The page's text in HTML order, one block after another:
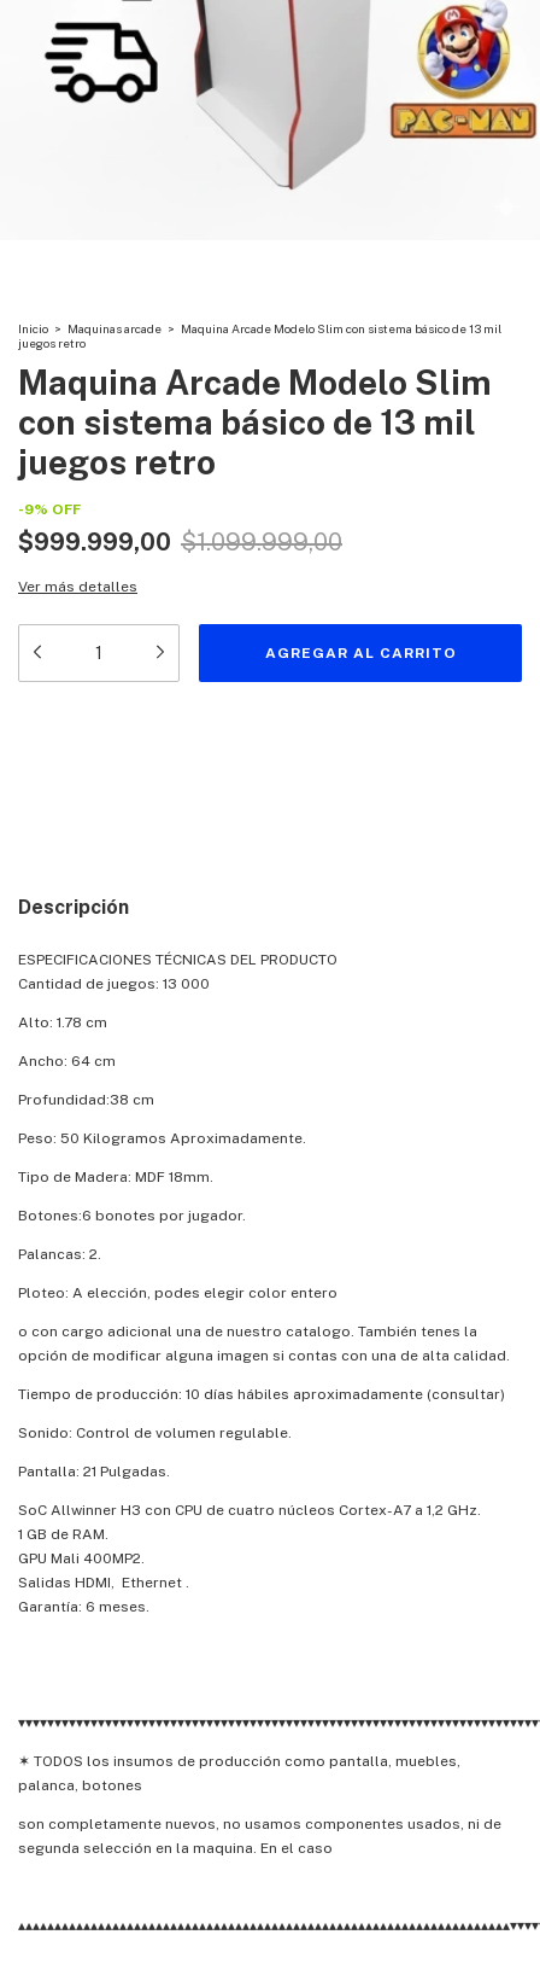
Inicio > Maquinas arcade > Maquina Arcade Modelo Slim con sistema básico de 13 mil
juegos retro
Maquina Arcade Modelo Slim
con sistema básico de 13 mil
juegos retro
-9% OFF
$999.999,00 $1.099.999,00
Ver más detalles
Descripción
ESPECIFICACIONES TÉCNICAS DEL PRODUCTO
Cantidad de juegos: 13 000
Alto: 1.78 cm
Ancho: 64 cm
Profundidad:38 cm
Peso: 50 Kilogramos Aproximadamente.
Tipo de Madera: MDF 18mm.
Botones:6 bonotes por jugador.
Palancas: 2.
Ploteo: A elección, podes elegir color entero
o con cargo adicional una de nuestro catalogo. También tenes la
opción de modificar alguna imagen si contas con una de alta calidad.
Tiempo de producción: 10 días hábiles aproximadamente (consultar)
Sonido: Control de volumen regulable.
Pantalla: 21 Pulgadas.
SoC Allwinner H3 con CPU de cuatro núcleos Cortex-A7 a 1,2 GHz.
1 GB de RAM.
GPU Mali 400MP2.
Salidas HDMI, Ethernet .
Garantía: 6 meses.
✶ TODOS los insumos de producción como pantalla, muebles,
palanca, botones
son completamente nuevos, no usamos componentes usados, ni de
segunda selección en la maquina. En el caso